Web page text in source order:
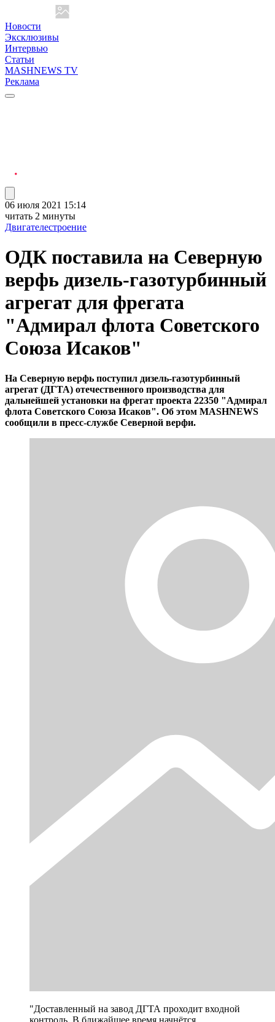
Новости
Эксклюзивы
Интервью
Статьи
MASHNEWS TV
Реклама
06 июля 2021 15:14
читать 2 минуты
Двигателестроение
ОДК поставила на Северную
верфь дизель-газотурбинный
агрегат для фрегата
"Адмирал флота Советского
Союза Исаков"
На Северную верфь поступил дизель-газотурбинный
агрегат (ДГТА) отечественного производства для
дальнейшей установки на фрегат проекта 22350 "Адмирал
флота Советского Союза Исаков". Об этом MASHNEWS
сообщили в пресс-службе Северной верфи.
"Доставленный на завод ДГТА проходит входной
контроль. В ближайшее время начнётся